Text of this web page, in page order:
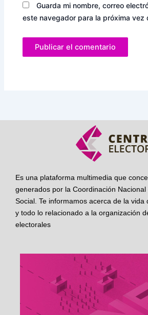
Guarda mi nombre, correo
este navegador para la próxima vez
Es una plataforma multimedia que
generados por la Coordinación
Social. Te informamos acerca de la vida
y todo lo relacionado a la organización
electorales